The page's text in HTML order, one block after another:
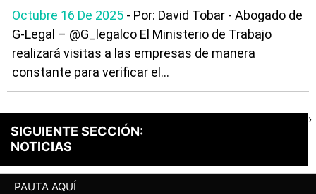
Octubre 16 De 2025 - Por: David Tobar - Abogado de
G-Legal – @G_legalco El Ministerio de Trabajo
realizará visitas a las empresas de manera
constante para verificar el...
SIGUIENTE SECCIÓN:
NOTICIAS
›
PAUTA AQUÍ